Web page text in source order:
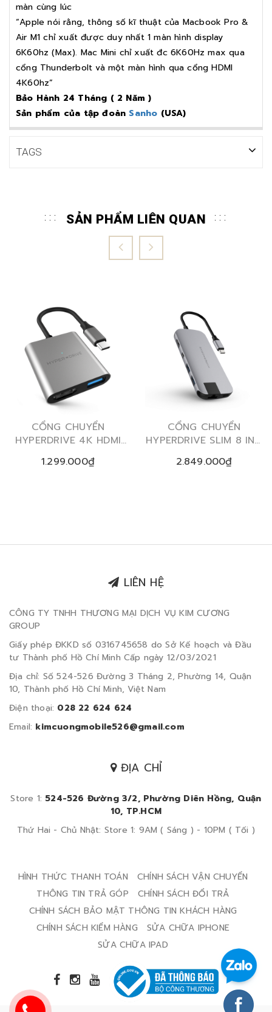
màn cùng lúc
“Apple nói rằng, thông số kĩ thuật của Macbook Pro &
Air M1 chỉ xuất được duy nhất 1 màn hình display
6K60hz (Max). Mac Mini chỉ xuất đc 6K60Hz max qua
cổng Thunderbolt và một màn hình qua cổng HDMI
4K60hz”
Bảo Hành 24 Tháng ( 2 Năm )
Sản phẩm của tập đoàn Sanho (USA)
TAGS
SẢN PHẨM LIÊN QUAN
CỔNG CHUYỂN
HYPERDRIVE 4K HDMI
3-IN-1 USB-C HUB FOR
MACBOOK, SURFACE,
1.299.000₫
CỔNG CHUYỂN
HYPERDRIVE SLIM 8 IN 1
USB-C HUB FOR
MACBOOK, SURFACE,
2.849.000₫
LIÊN HỆ
CÔNG TY TNHH THƯƠNG MẠI DỊCH VỤ KIM CƯƠNG
GROUP
Giấy phép ĐKKD số 0316745658 do Sở Kế hoạch và Đầu
tư Thành phố Hồ Chí Minh Cấp ngày 12/03/2021
Địa chỉ: Số 524-526 Đường 3 Tháng 2, Phường 14, Quận
10, Thành phố Hồ Chí Minh, Việt Nam
Điện thoại: 028 22 624 624
Email: kimcuongmobile526@gmail.com
ĐỊA CHỈ
Store 1: 524-526 Đường 3/2, Phường Diên Hồng, Quận
10, TP.HCM
Thứ Hai - Chủ Nhật: Store 1: 9AM ( Sáng ) - 10PM ( Tối )
HÌNH THỨC THANH TOÁN
CHÍNH SÁCH VẬN CHUYỂN
THÔNG TIN TRẢ GÓP
CHÍNH SÁCH ĐỔI TRẢ
CHÍNH SÁCH BẢO MẬT THÔNG TIN KHÁCH HÀNG
CHÍNH SÁCH KIỂM HÀNG
SỬA CHỮA IPHONE
SỬA CHỮA IPAD